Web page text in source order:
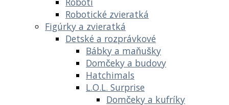
Robotické zvieratká
Figúrky a zvieratká
Detské a rozprávkové
Bábky a maňušky
Domčeky a budovy
Hatchimals
L.O.L. Surprise
Domčeky a kufríky